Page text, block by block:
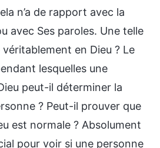
n’a de rapport avec la
avec Ses paroles. Une telle
en Dieu ? Le
lesquelles une
peut-il déterminer la
? Peut-il prouver que
est normale ? Absolument
pour voir si une personne